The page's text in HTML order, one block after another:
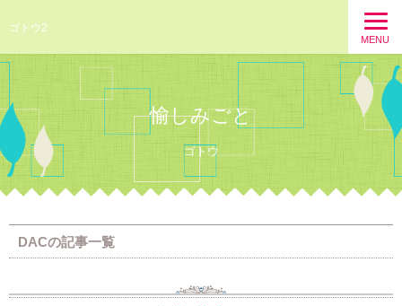
ゴトウ2
MENU
愉しみごと
ゴトウ
DACの記事一覧